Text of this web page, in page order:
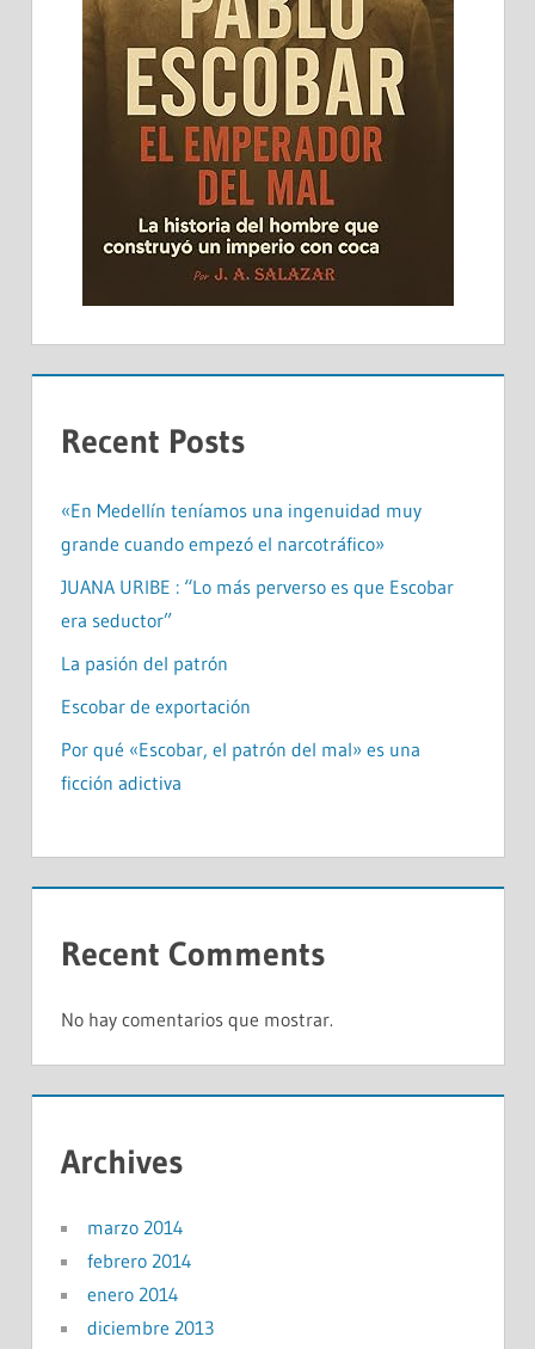
Recent Posts
«En Medellín teníamos una ingenuidad muy
grande cuando empezó el narcotráfico»
JUANA URIBE : “Lo más perverso es que Escobar
era seductor”
La pasión del patrón
Escobar de exportación
Por qué «Escobar, el patrón del mal» es una
ficción adictiva
Recent Comments
No hay comentarios que mostrar.
Archives
marzo 2014
febrero 2014
enero 2014
diciembre 2013